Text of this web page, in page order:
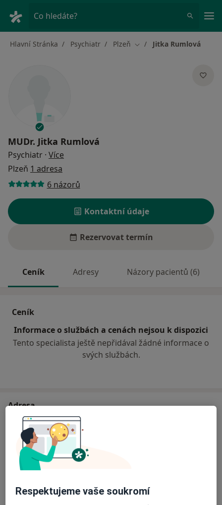
Co hledáte?
Hlavní Stránka Psychiatr Plzeň Změna města
Jitka Rumlová
MUDr. Jitka Rumlová
Psychiatr · Více
Plzeň 1 adresa
6 názorů
Kontaktní údaje
Rezervovat termín
Ceník Adresy Názory pacientů (6)
Ceník
Informace o službách a cenách nejsou k dispozici
Tento specialista ještě nepřidával žádné informace o
svých službách.
Adresa
FN Plzeň - Psychiatrická klinika
Edvarda Beneše 1128/13,
Na této adrese online kalendář není aktivní
Respektujeme vaše soukromí